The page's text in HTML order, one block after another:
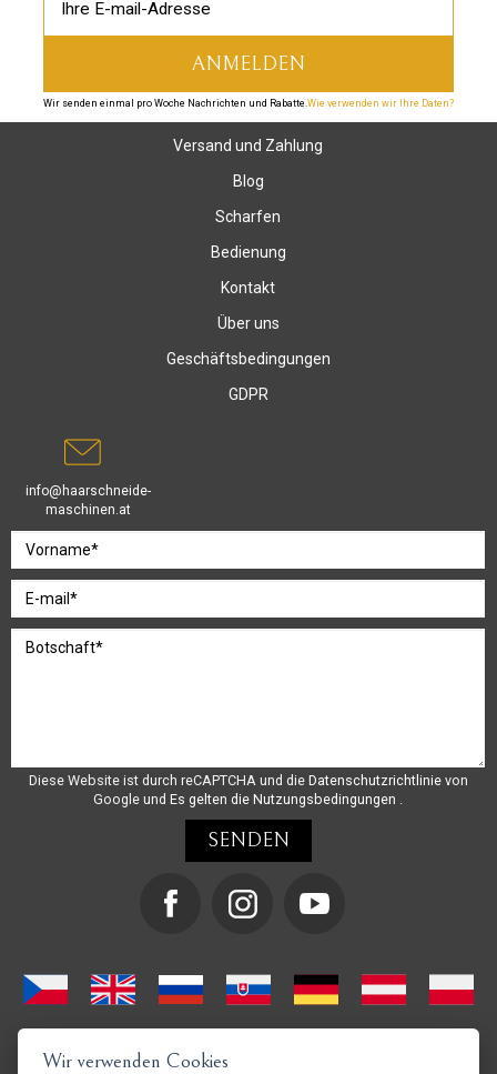
Wir senden einmal pro Woche Nachrichten und Rabatte.Wie verwenden wir Ihre Daten?
Versand und Zahlung
Blog
Scharfen
Bedienung
Kontakt
Über uns
Geschäftsbedingungen
GDPR
info@haarschneide-
maschinen.at
Diese Website ist durch reCAPTCHA und die Datenschutzrichtlinie von
Google und Es gelten die Nutzungsbedingungen .
Wir verwenden Cookies